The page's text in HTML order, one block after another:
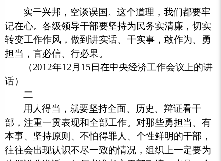
实干兴邦，空谈误国。这个道理，我们都要牢
记在心。各级领导干部要坚持为民务实清廉，切实
转变工作作风，做到讲实话、干实事，敢作为、勇
担当，言必信、行必果。
（2012年12月15日在中央经济工作会议上的讲
话）
二
用人得当，就要坚持全面、历史、辩证看干
部，注重一贯表现和全部工作。对那些勇担当、有
本事、坚持原则、不怕得罪人、个性鲜明的干部，
往往会出现认识不尽一致的情况，组织上一定要为